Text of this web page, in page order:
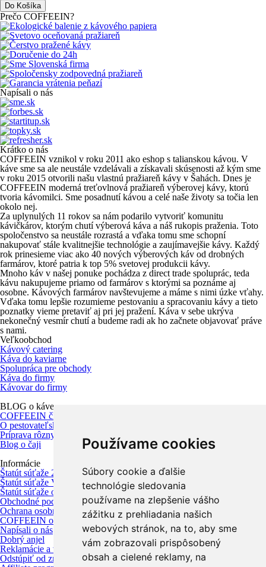
Používame cookies
Súbory cookie a ďalšie
technológie sledovania
používame na zlepšenie vášho
zážitku z prehliadania našich
webových stránok, na to, aby sme
vám zobrazovali prispôsobený
obsah a cielené reklamy, na
Prečo COFFEEIN?
Napísali o nás
Krátko o nás
COFFEEIN vznikol v roku 2011 ako eshop s talianskou kávou. V
káve sme sa ale neustále vzdelávali a získavali skúsenosti až kým sme
v roku 2015 otvorili našu vlastnú pražiareň kávy v Šahách. Dnes je
COFFEEIN moderná treťovlnová pražiareň výberovej kávy, ktorú
tvoria kávomilci. Sme posadnutí kávou a celé naše životy sa točia len
okolo nej.
Za uplynulých 11 rokov sa nám podarilo vytvoriť komunitu
kávičkárov, ktorým chutí výberová káva a náš rukopis praženia. Toto
spoločenstvo sa neustále rozrastá a vďaka tomu sme schopní
nakupovať stále kvalitnejšie technológie a zaujímavejšie kávy. Každý
rok prinesieme viac ako 40 nových výberových káv od drobných
farmárov, ktoré patria k top 5% svetovej produkcii kávy.
Mnoho káv v našej ponuke pochádza z direct trade spoluprác, teda
kávu nakupujeme priamo od farmárov s ktorými sa poznáme aj
osobne. Kávových farmárov navštevujeme a máme s nimi úzke vťahy.
Vďaka tomu lepšie rozumieme pestovaniu a spracovaniu kávy a tieto
poznatky vieme pretaviť aj pri jej pražení. Káva v sebe ukrýva
nekonečný vesmír chutí a budeme radi ak ho začnete objavovať práve
s nami.
Veľkoobchod
Kávový catering
Káva do kaviarne
Spolupráca pre obchody
Káva do firmy
Kávovar do firmy
BLOG o káve
COFFEEIN články
O pestovateľských krajinách
Príprava rôznych káv a kávových nápojov
Blog o čaji
Informácie
Štatút súťaže 200g lásky
Štatút súťaže Víťazný Vianočný žreb
Štatút súťaže o kávovar Délonghi
Obchodné podmienky
Ochrana osobných údajov
COFFEEIN obchod - Nitra
Napísali o nás
Dobrý anjel
Reklamácie a vrátenie tovaru
Odstúpiť od zmluvy tu